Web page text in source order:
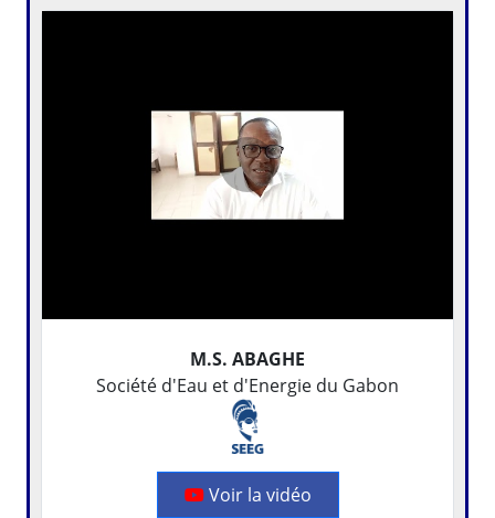
M.S. ABAGHE
Société d'Eau et d'Energie du Gabon
Voir la vidéo